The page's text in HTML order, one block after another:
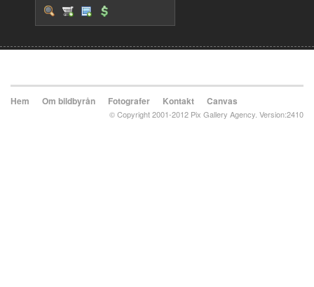
Hem Om bildbyrån Fotografer Kontakt Canvas
© Copyright 2001-2012 Pix Gallery Agency. Version:2410